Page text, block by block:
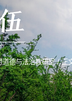
道德与法治教研室/正